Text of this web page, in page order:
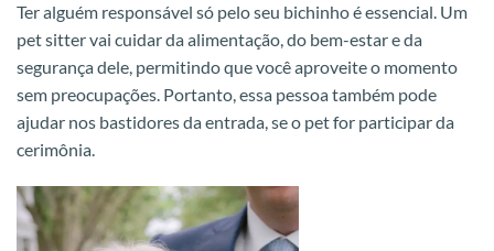
Ter alguém responsável só pelo seu bichinho é essencial. Um
pet sitter vai cuidar da alimentação, do bem-estar e da
segurança dele, permitindo que você aproveite o momento
sem preocupações. Portanto, essa pessoa também pode
ajudar nos bastidores da entrada, se o pet for participar da
cerimônia.